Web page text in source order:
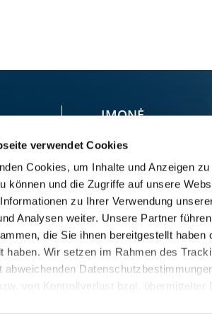
verwendet Cookies
Cookies, um Inhalte und Anzeigen
können und die Zugriffe auf unsere
zu Ihrer Verwendung
Analysen weiter. Unsere Partner
die Sie ihnen bereitgestellt
haben. Wir setzen im Rahmen des
abweichenden
von Kontrollverlust bzgl. übermittelter
ĮMONĖ
CV Group
Filosofija
KRONE grupė
Compliance /
Whistleblowing